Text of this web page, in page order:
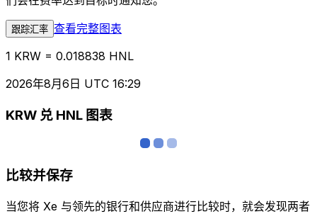
跟踪汇率 查看完整图表
1 KRW = 0.018838 HNL
2026年8月6日 UTC 16:29
KRW 兑 HNL 图表
比较并保存
当您将 Xe 与领先的银行和供应商进行比较时，就会发现两者